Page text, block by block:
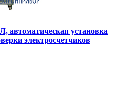
установка
электросчетчиков